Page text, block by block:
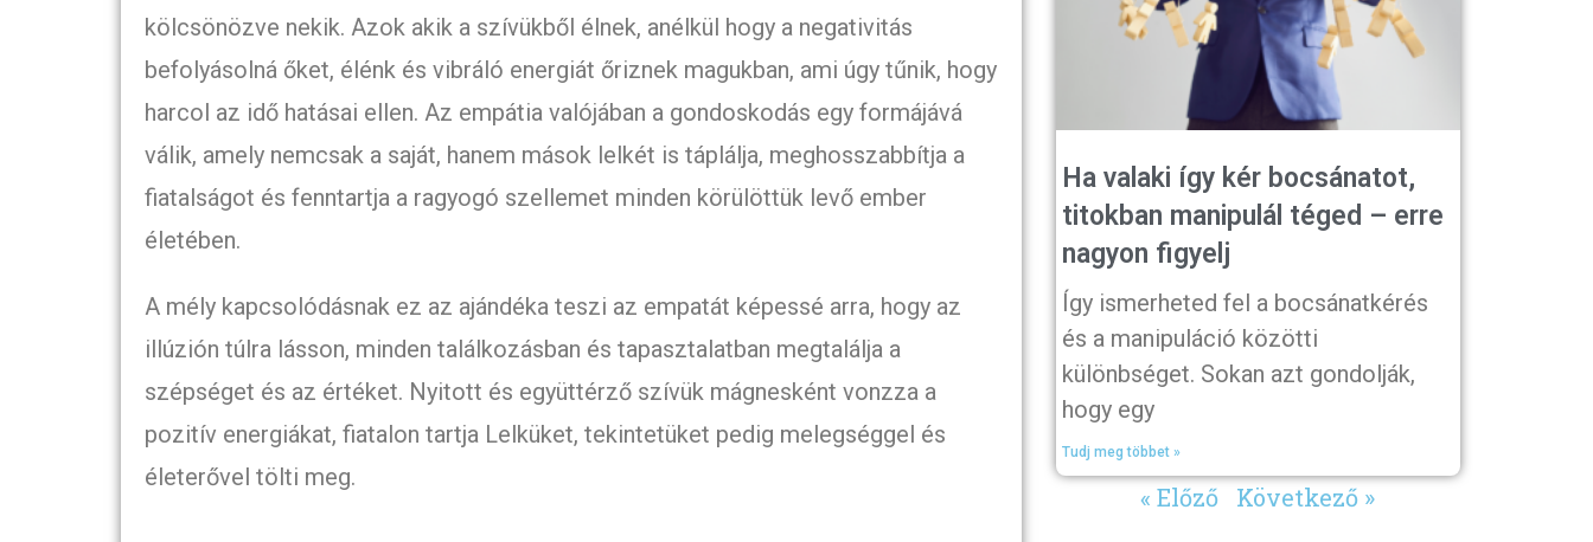
kölcsönözve nekik. Azok akik a szívükből élnek, anélkül hogy a negativitás
befolyásolná őket, élénk és vibráló energiát őriznek magukban, ami úgy tűnik, hogy
harcol az idő hatásai ellen. Az empátia valójában a gondoskodás egy formájává
válik, amely nemcsak a saját, hanem mások lelkét is táplálja, meghosszabbítja a
fiatalságot és fenntartja a ragyogó szellemet minden körülöttük levő ember
életében.
A mély kapcsolódásnak ez az ajándéka teszi az empatát képessé arra, hogy az
illúzión túlra lásson, minden találkozásban és tapasztalatban megtalálja a
szépséget és az értéket. Nyitott és együttérző szívük mágnesként vonzza a
pozitív energiákat, fiatalon tartja Lelküket, tekintetüket pedig melegséggel és
életerővel tölti meg.
Ha valaki így kér bocsánatot,
titokban manipulál téged – erre
nagyon figyelj
Így ismerheted fel a bocsánatkérés
és a manipuláció közötti
különbséget. Sokan azt gondolják,
hogy egy
Tudj meg többet »
« Előző Következő »